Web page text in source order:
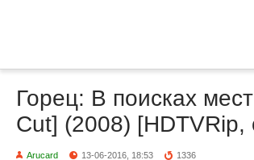
Горец: В поисках
Cut] (2008) [HDTVRip,
Arucard 13-06-2016, 18:53 1336